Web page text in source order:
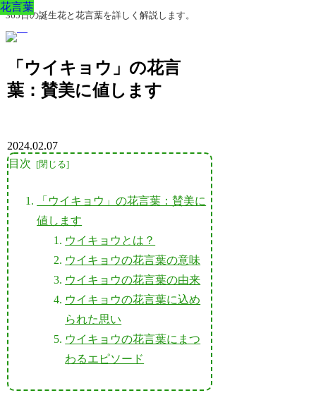
365日の誕生花と花言葉を詳しく解説します。
「ウイキョウ」の花言
葉：賛美に値します
花言葉
2024.02.07
目次
「ウイキョウ」の花言葉：賛美に
値します
ウイキョウとは？
ウイキョウの花言葉の意味
ウイキョウの花言葉の由来
ウイキョウの花言葉に込め
られた思い
ウイキョウの花言葉にまつ
わるエピソード
花言葉
花言葉
花言葉
花言葉
花言葉
花言葉